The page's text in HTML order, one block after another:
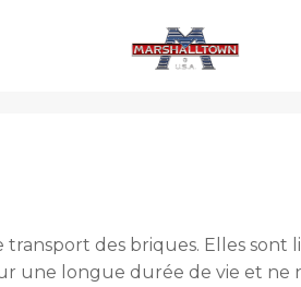
des briques. Elles
une longue durée de vie et ne